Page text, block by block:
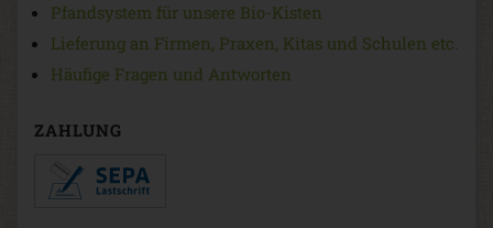
Pfandsystem für unsere Bio-Kisten
Lieferung an Firmen, Praxen, Kitas und Schulen etc.
Häufige Fragen und Antworten
ZAHLUNG